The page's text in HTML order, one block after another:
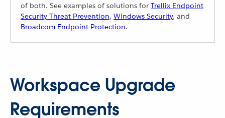
of both. See examples of solutions for Trellix Endpoint
Security Threat Prevention, Windows Security, and
Broadcom Endpoint Protection.
Workspace Upgrade
Requirements